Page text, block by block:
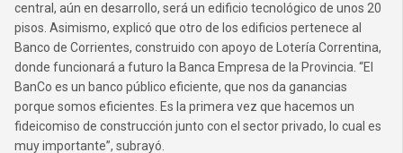
central, aún en desarrollo, será un edificio tecnológico de unos 20
pisos. Asimismo, explicó que otro de los edificios pertenece al
Banco de Corrientes, construido con apoyo de Lotería Correntina,
donde funcionará a futuro la Banca Empresa de la Provincia. “El
BanCo es un banco público eficiente, que nos da ganancias
porque somos eficientes. Es la primera vez que hacemos un
fideicomiso de construcción junto con el sector privado, lo cual es
muy importante”, subrayó.